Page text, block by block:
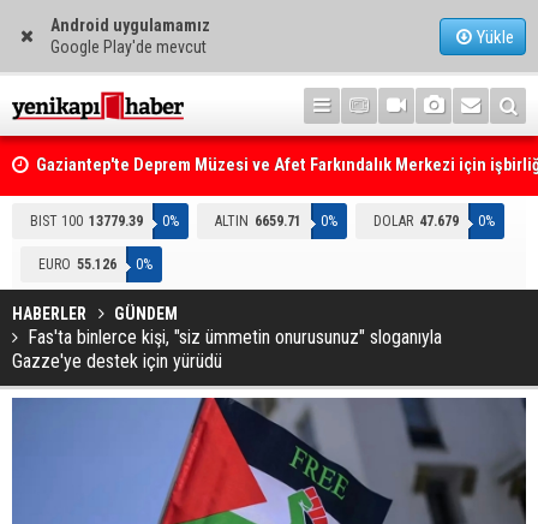
Android uygulamamız
Google Play'de mevcut
Yükle
Gaziantep'te Deprem Müzesi ve Afet Farkındalık Merkezi için
protokolü imzalandı
Resmi Gazete'de Bugün
BIST 100 13779.39 0% ALTIN 6659.71 0% DOLAR 47.679 0%
EURO 55.126 0%
HABERLER GÜNDEM
Fas'ta binlerce kişi, "siz ümmetin onurusunuz" sloganıyla
Gazze'ye destek için yürüdü